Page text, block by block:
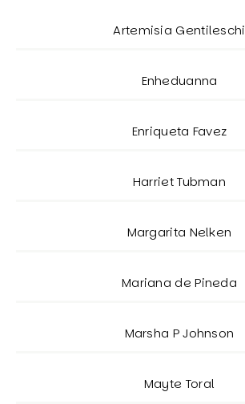
Artemisia Gentileschi
Enheduanna
Enriqueta Favez
Harriet Tubman
Margarita Nelken
Mariana de Pineda
Marsha P Johnson
Mayte Toral